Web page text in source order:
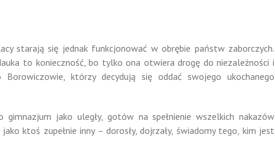
starają się jednak funkcjonować w obrębie państw zaborczych.
to konieczność, bo tylko ona otwiera drogę do niezależności i
którzy decydują się oddać swojego ukochanego
gimnazjum jako uległy, gotów na spełnienie wszelkich nakazów
ktoś zupełnie inny – dorosły, dojrzały, świadomy tego, kim jest